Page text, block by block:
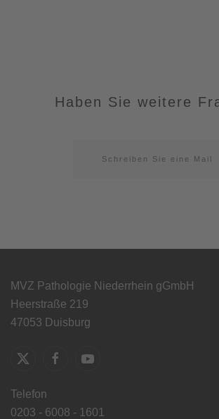
Haben Sie weitere
Schreiben Sie eine Mail
MVZ Pathologie Niederrhein gGmbH
Heerstraße 219
47053 Duisburg
Telefon
0203 - 6008 - 1601